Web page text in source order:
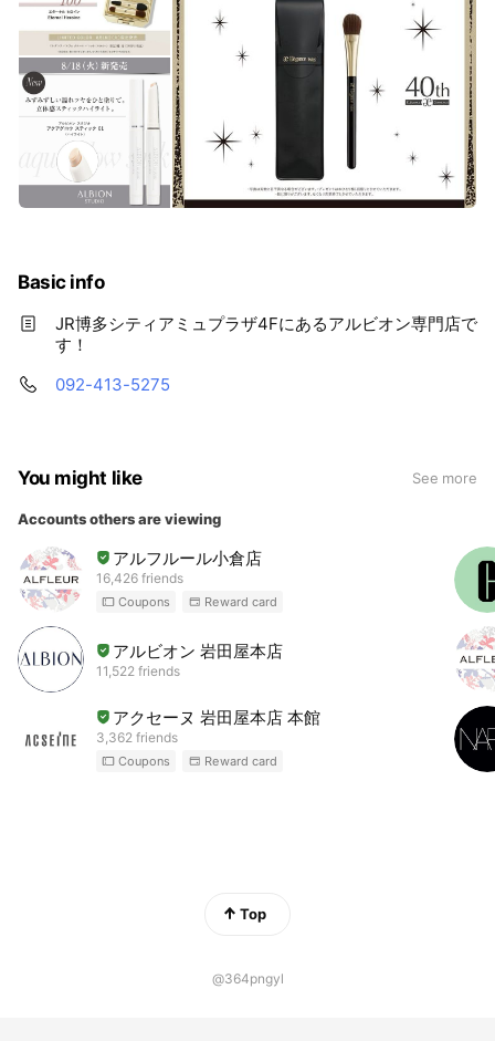
Basic info
JR博多シティアミュプラザ4Fにあるアルビオン専門店で
す！
092-413-5275
You might like See more
Accounts others are viewing
アルフルール小倉店
16,426 friends
Coupons Reward card
アルビオン 岩田屋本店
11,522 friends
アクセーヌ 岩田屋本店 本館
3,362 friends
Coupons Reward card
Top
@364pngyl